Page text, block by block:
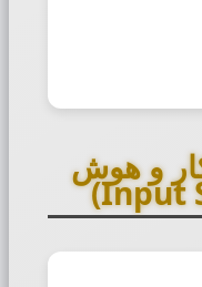
و هوش